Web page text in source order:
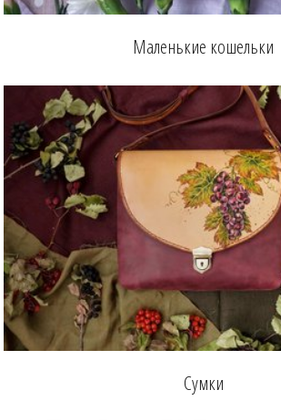
Маленькие кошельки
Сумки